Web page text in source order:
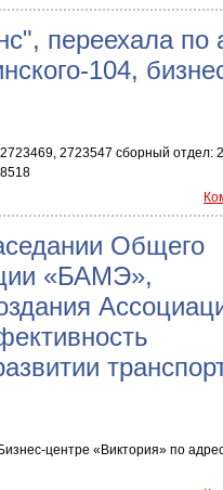
переехала по
104,
2723547 сборный отдел:
Общего
«БАМЭ»,
центре «Виктория» по